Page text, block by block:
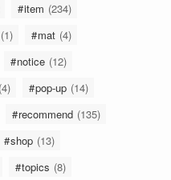
item (234)
(1) mat (4)
notice (12)
(4) pop-up (14)
recommend (135)
shop (13)
topics (8)